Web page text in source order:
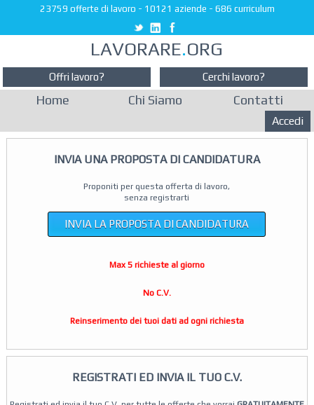
23759 offerte di lavoro - 10121 aziende - 686 curriculum
LAVORARE.ORG
Offri lavoro? Cerchi lavoro?
Home Chi Siamo Contatti
Accedi
INVIA UNA PROPOSTA DI CANDIDATURA
Proponiti per questa offerta di lavoro,
senza registrarti
INVIA LA PROPOSTA DI CANDIDATURA
Max 5 richieste al giorno
No C.V.
Reinserimento dei tuoi dati ad ogni richiesta
REGISTRATI ED INVIA IL TUO C.V.